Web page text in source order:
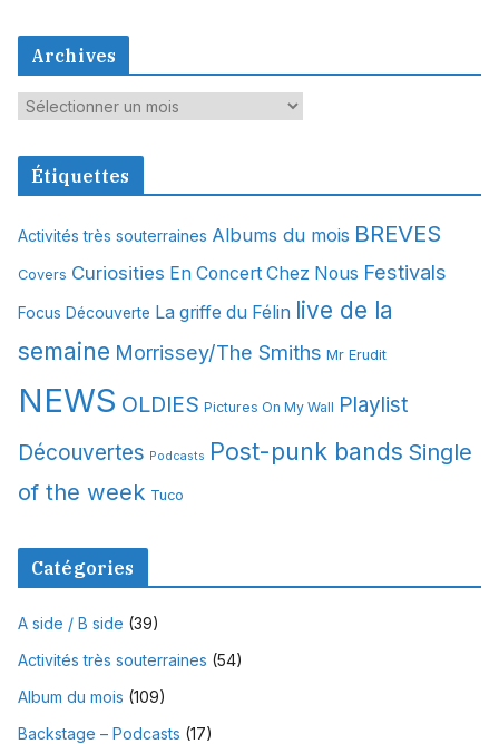
Archives
A
c
v
e
Étiquettes
Activités très souterraines Albums du mois BREVES
Covers Curiosities En Concert Chez Nous Festivals
Focus Découverte La griffe du Félin live de la
semaine Morrissey/The Smiths Mr Erudit
NEWS OLDIES Pictures On My Wall Playlist
Découvertes Podcasts Post-punk bands Single
of the week Tuco
Catégories
A side / B side (39)
Activités très souterraines (54)
Album du mois (109)
Backstage – Podcasts (17)